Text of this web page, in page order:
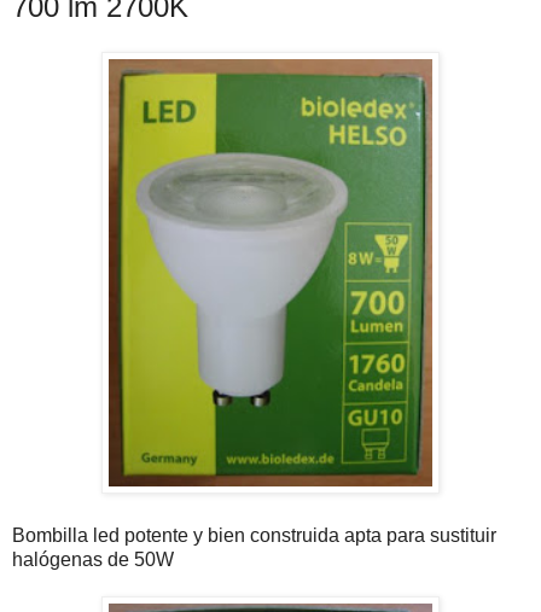
Bombilla led potente y bien construida apta para sustituir
halógenas de 50W